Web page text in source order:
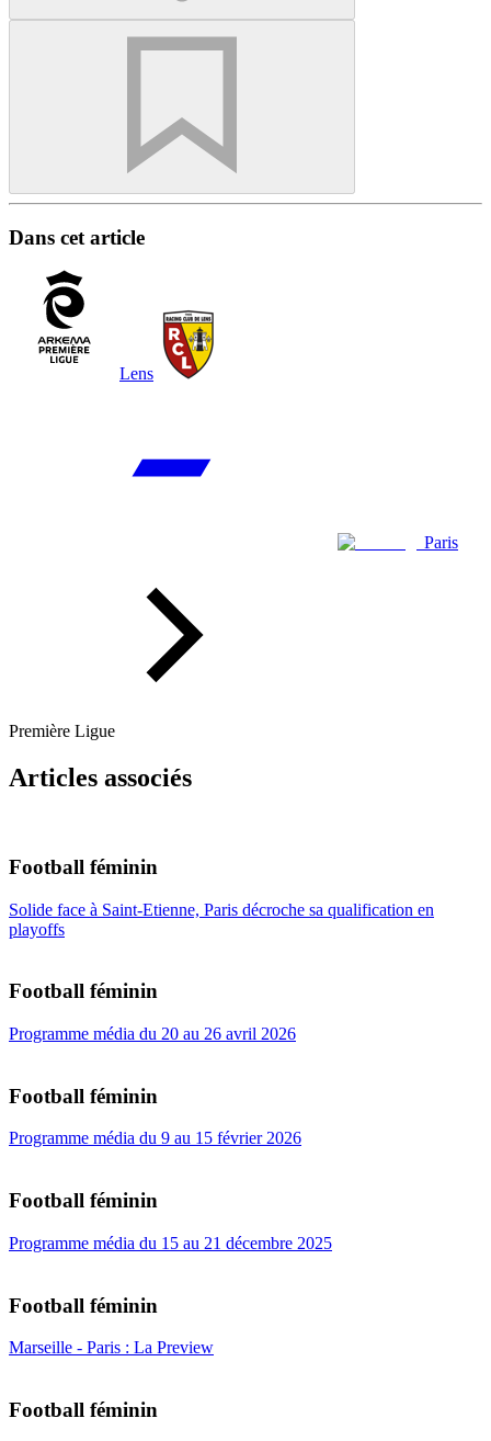
Dans cet article
Lens
Paris
Première Ligue
Articles associés
Football féminin
Solide face à Saint-Etienne, Paris décroche sa qualification en
playoffs
Football féminin
Programme média du 20 au 26 avril 2026
Football féminin
Programme média du 9 au 15 février 2026
Football féminin
Programme média du 15 au 21 décembre 2025
Football féminin
Marseille - Paris : La Preview
Football féminin